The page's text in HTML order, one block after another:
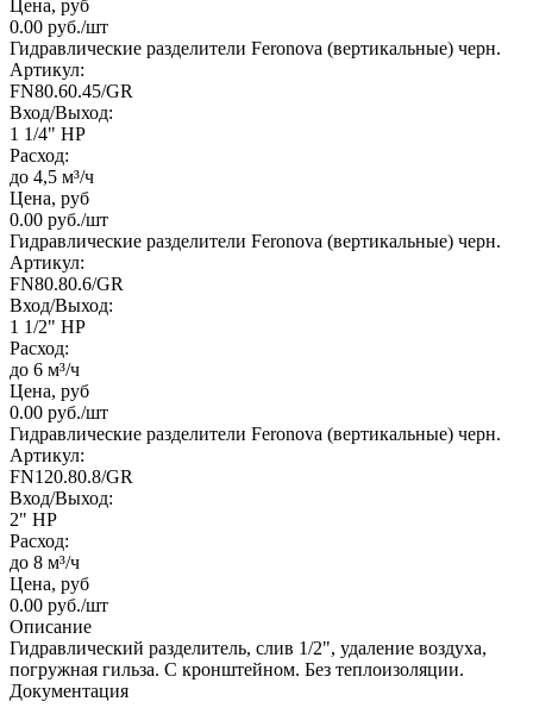
Цена, руб
0.00 руб./шт
Гидравлические разделители Feronova (вертикальные) черн.
Артикул:
FN80.60.45/GR
Вход/Выход:
1 1/4" НР
Расход:
до 4,5 м³/ч
Цена, руб
0.00 руб./шт
Гидравлические разделители Feronova (вертикальные) черн.
Артикул:
FN80.80.6/GR
Вход/Выход:
1 1/2" НР
Расход:
до 6 м³/ч
Цена, руб
0.00 руб./шт
Гидравлические разделители Feronova (вертикальные) черн.
Артикул:
FN120.80.8/GR
Вход/Выход:
2" НР
Расход:
до 8 м³/ч
Цена, руб
0.00 руб./шт
Описание
Гидравлический разделитель, слив 1/2", удаление воздуха,
погружная гильза. С кронштейном. Без теплоизоляции.
Документация